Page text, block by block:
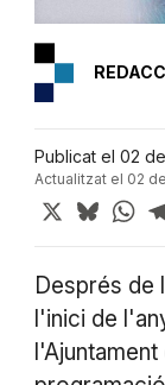
Publicat el 02
Actualitzat el 02
X
Després de
l'inici de